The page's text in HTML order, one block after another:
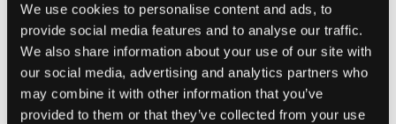
We use cookies to personalise content and ads, to
provide social media features and to analyse our traffic.
We also share information about your use of our site with
our social media, advertising and analytics partners who
may combine it with other information that you’ve
provided to them or that they’ve collected from your use
VELG EN STØRRELSE
Rask levering
Fri frakt over 999 kr
Retur- og bytterett i 60 dager